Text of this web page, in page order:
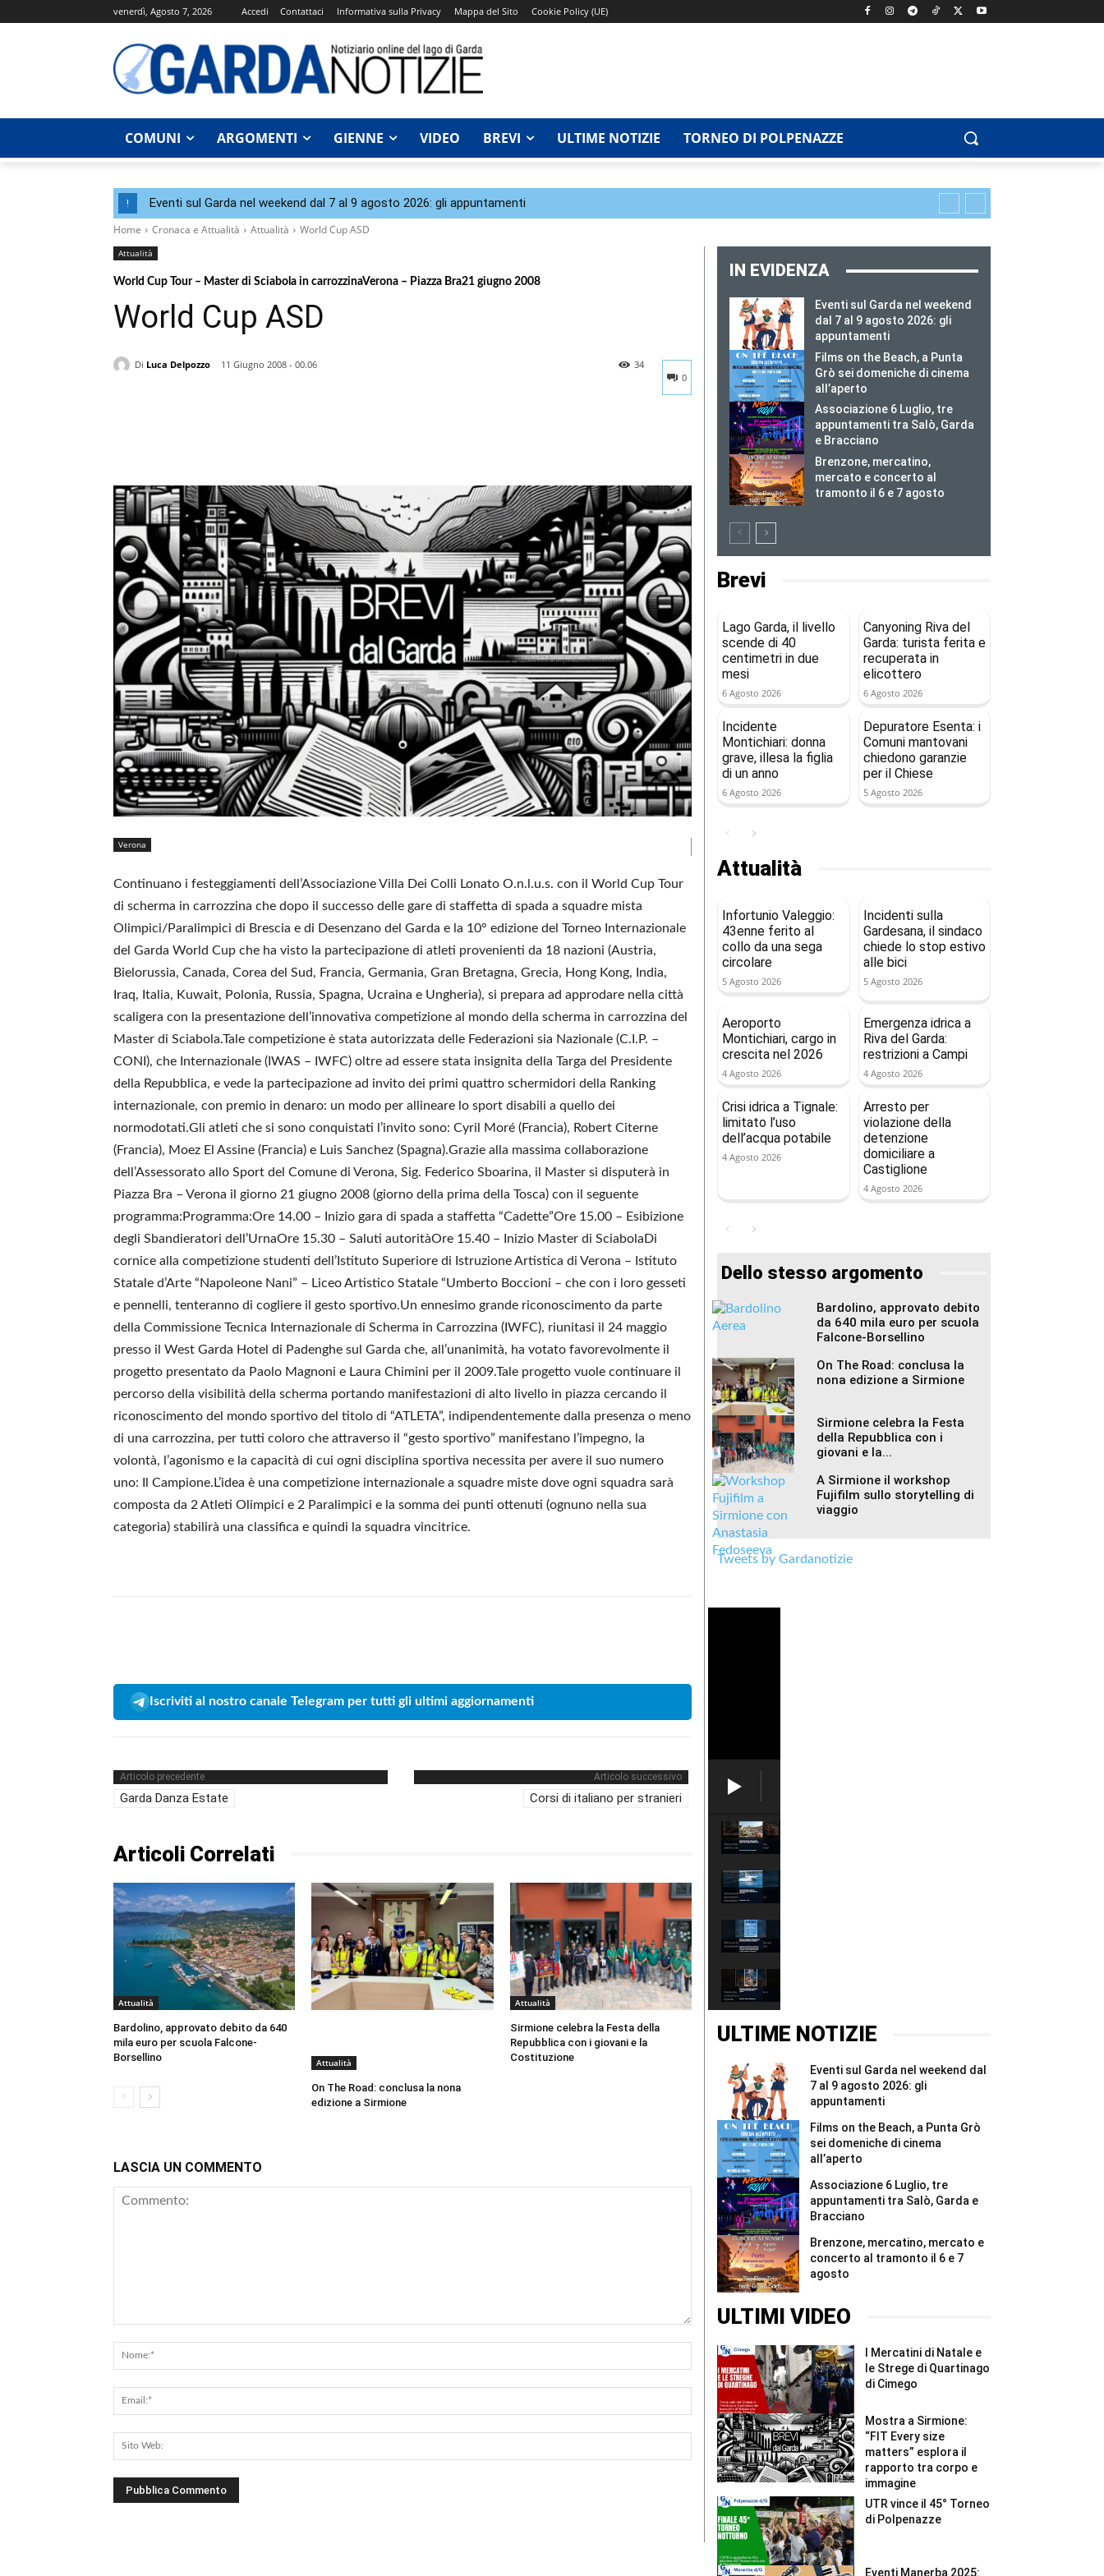
venerdì, Agosto 7, 2026 Accedi Contattaci Informativa sulla Privacy Mappa del Sito Cookie Policy (UE)
COMUNI ARGOMENTI GIENNE VIDEO BREVI ULTIME NOTIZIE TORNEO DI POLPENAZZE
! Eventi sul Garda nel weekend dal 7 al 9 agosto 2026: gli appuntamenti
Home Cronaca e Attualità Attualità World Cup ASD
Attualità
World Cup Tour – Master di Sciabola in carrozzinaVerona – Piazza Bra21 giugno 2008
World Cup ASD
Di Luca Delpozzo
11 Giugno 2008 - 00.06
0
34
Verona
Continuano i festeggiamenti dell’Associazione Villa Dei Colli Lonato O.n.l.u.s. con il World Cup Tour
di scherma in carrozzina che dopo il successo delle gare di staffetta di spada a squadre mista
Olimpici/Paralimpici di Brescia e di Desenzano del Garda e la 10° edizione del Torneo Internazionale
del Garda World Cup che ha visto la partecipazione di atleti provenienti da 18 nazioni (Austria,
Bielorussia, Canada, Corea del Sud, Francia, Germania, Gran Bretagna, Grecia, Hong Kong, India,
Iraq, Italia, Kuwait, Polonia, Russia, Spagna, Ucraina e Ungheria), si prepara ad approdare nella città
scaligera con la presentazione dell’innovativa competizione al mondo della scherma in carrozzina del
Master di Sciabola.Tale competizione è stata autorizzata delle Federazioni sia Nazionale (C.I.P. –
CONI), che Internazionale (IWAS – IWFC) oltre ad essere stata insignita della Targa del Presidente
della Repubblica, e vede la partecipazione ad invito dei primi quattro schermidori della Ranking
internazionale, con premio in denaro: un modo per allineare lo sport disabili a quello dei
normodotati.Gli atleti che si sono conquistati l’invito sono: Cyril Moré (Francia), Robert Citerne
(Francia), Moez El Assine (Francia) e Luis Sanchez (Spagna).Grazie alla massima collaborazione
dell’Assessorato allo Sport del Comune di Verona, Sig. Federico Sboarina, il Master si disputerà in
Piazza Bra – Verona il giorno 21 giugno 2008 (giorno della prima della Tosca) con il seguente
programma:Programma:Ore 14.00 – Inizio gara di spada a staffetta “Cadette”Ore 15.00 – Esibizione
degli Sbandieratori dell’UrnaOre 15.30 – Saluti autoritàOre 15.40 – Inizio Master di SciabolaDi
cornice alla competizione studenti dell’Istituto Superiore di Istruzione Artistica di Verona – Istituto
Statale d’Arte “Napoleone Nani” – Liceo Artistico Statale “Umberto Boccioni – che con i loro gesseti
e pennelli, tenteranno di cogliere il gesto sportivo.Un ennesimo grande riconoscimento da parte
della Commissione Tecnica Internazionale di Scherma in Carrozzina (IWFC), riunitasi il 24 maggio
presso il West Garda Hotel di Padenghe sul Garda che, all’unanimità, ha votato favorevolmente il
progetto presentato da Paolo Magnoni e Laura Chimini per il 2009.Tale progetto vuole continuare il
percorso della visibilità della scherma portando manifestazioni di alto livello in piazza cercando il
riconoscimento del mondo sportivo del titolo di “ATLETA”, indipendentemente dalla presenza o meno
di una carrozzina, per tutti coloro che attraverso il “gesto sportivo” manifestano l’impegno, la
volontà, l’agonismo e la capacità di cui ogni disciplina sportiva necessita per avere il suo numero
uno: Il Campione.L’idea è una competizione internazionale a squadre miste dove ogni squadra sarà
composta da 2 Atleti Olimpici e 2 Paralimpici e la somma dei punti ottenuti (ognuno nella sua
categoria) stabilirà una classifica e quindi la squadra vincitrice.
Iscriviti al nostro canale Telegram per tutti gli ultimi aggiornamenti
Articolo precedente
Garda Danza Estate
Articolo successivo
Corsi di italiano per stranieri
Articoli Correlati
Attualità
Bardolino, approvato debito da 640
mila euro per scuola Falcone-
Borsellino
Attualità
On The Road: conclusa la nona
edizione a Sirmione
Attualità
Sirmione celebra la Festa della
Repubblica con i giovani e la
Costituzione
LASCIA UN COMMENTO
Nome:*
Email:*
Web:
IN EVIDENZA
Eventi sul Garda nel weekend
dal 7 al 9 agosto 2026: gli
appuntamenti
Films on the Beach, a Punta
Grò sei domeniche di cinema
all’aperto
Associazione 6 Luglio, tre
appuntamenti tra Salò, Garda
e Bracciano
Brenzone, mercatino,
mercato e concerto al
tramonto il 6 e 7 agosto
Brevi
Lago Garda, il livello
scende di 40
centimetri in due
mesi
6 Agosto 2026
Canyoning Riva del
Garda: turista ferita e
recuperata in
elicottero
6 Agosto 2026
Incidente
Montichiari: donna
grave, illesa la figlia
di un anno
6 Agosto 2026
Depuratore Esenta: i
Comuni mantovani
chiedono garanzie
per il Chiese
5 Agosto 2026
Attualità
Infortunio Valeggio:
43enne ferito al
collo da una sega
circolare
5 Agosto 2026
Incidenti sulla
Gardesana, il sindaco
chiede lo stop estivo
alle bici
5 Agosto 2026
Aeroporto
Montichiari, cargo in
crescita nel 2026
4 Agosto 2026
Emergenza idrica a
Riva del Garda:
restrizioni a Campi
4 Agosto 2026
Crisi idrica a Tignale:
limitato l’uso
dell’acqua potabile
4 Agosto 2026
Arresto per
violazione della
detenzione
domiciliare a
Castiglione
4 Agosto 2026
Dello stesso argomento
Bardolino, approvato debito
da 640 mila euro per scuola
Falcone-Borsellino
On The Road: conclusa la
nona edizione a Sirmione
Sirmione celebra la Festa
della Repubblica con i
giovani e la...
A Sirmione il workshop
Fujifilm sullo storytelling di
viaggio
Tweets by Gardanotizie
domeniche
di
all’aperto
#Shorts
concerto
al
agosto
#Shorts
ULTIME NOTIZIE
Eventi sul Garda nel weekend dal
7 al 9 agosto 2026: gli
appuntamenti
Films on the Beach, a Punta Grò
sei domeniche di cinema
all’aperto
Associazione 6 Luglio, tre
appuntamenti tra Salò, Garda e
Bracciano
Brenzone, mercatino, mercato e
concerto al tramonto il 6 e 7
agosto
ULTIMI VIDEO
I Mercatini di Natale e
le Strege di Quartinago
di Cimego
Mostra a Sirmione:
“FIT Every size
matters” esplora il
rapporto tra corpo e
immagine
UTR vince il 45° Torneo
di Polpenazze
Eventi Manerba 2025: